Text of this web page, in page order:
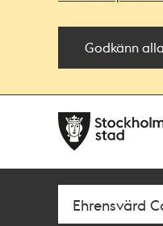
Godkänn
navigationen
huvudinnehållet
Sök